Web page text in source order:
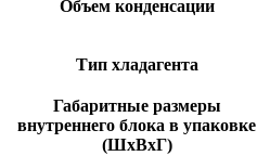
Объем конденсации
Тип хладагента
Габаритные размеры
внутреннего блока в упаковке
(ШxВxГ)